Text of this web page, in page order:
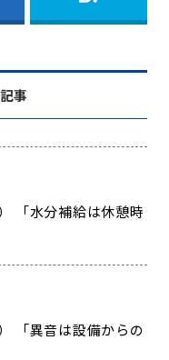
事
「水分補給は休憩時
「異音は設備からの